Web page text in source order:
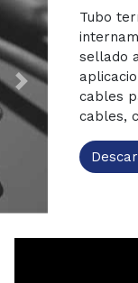
Next
Tubo
sellado
cables
cables,